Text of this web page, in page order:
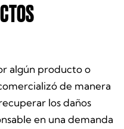
algún producto o
de manera
los daños
en una demanda